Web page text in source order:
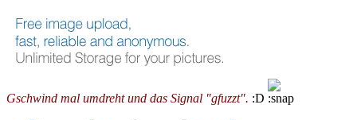
Gschwind mal umdreht und das Signal "gfuzzt". :D